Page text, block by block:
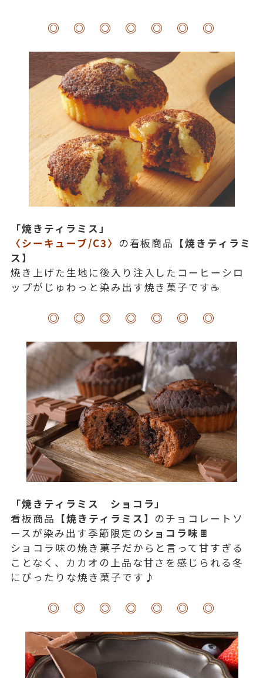
◎ ◎ ◎ ◎ ◎ ◎ ◎
「焼きティラミス」
〈シーキューブ/C3〉 の看板商品 【焼きティラミ
ス】
焼き上げた生地に後入り注入したコーヒーシロ
ップがじゅわっと染み出す焼き菓子です☕
◎ ◎ ◎ ◎ ◎ ◎ ◎
「焼きティラミス ショコラ」
看板商品 【焼きティラミス】 のチョコレートソ
ースが染み出す季節限定のショコラ味 🍫
ショコラ味の焼き菓子だからと言って甘すぎる
ことなく、カカオの上品な甘さを感じられる冬
にぴったりな焼き菓子です♪
◎ ◎ ◎ ◎ ◎ ◎ ◎